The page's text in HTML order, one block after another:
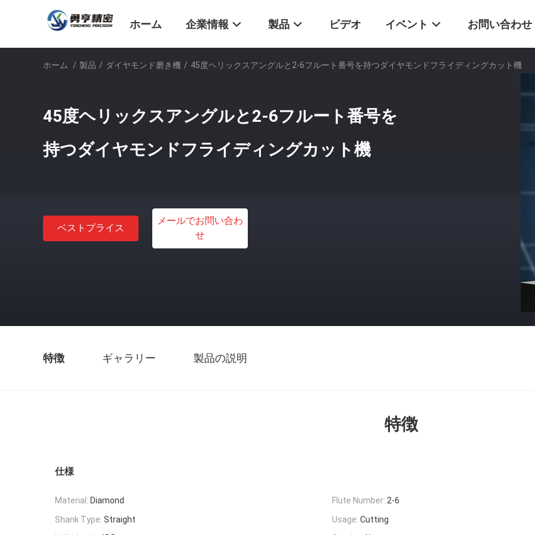
ホーム 企業情報 製品 ビデオ イベント お問い合わせ
ホーム / 製品 / ダイヤモンド磨き機 / 45度ヘリックスアングルと2-6フルート番号を持つダイヤモンドフライディングカット機
45度ヘリックスアングルと2-6フルート番号を
持つダイヤモンドフライディングカット機
ベストプライス
メールでお問い合わ
せ
特徴 ギャラリー 製品の説明
特徴
仕様
Material: Diamond Flute Number: 2-6
Shank Type: Straight Usage: Cutting